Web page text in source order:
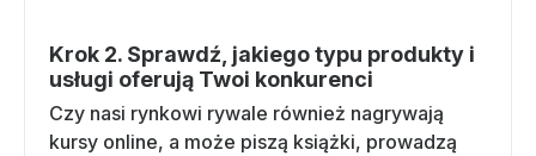
Krok 2. Sprawdź, jakiego typu produkty i
usługi oferują Twoi konkurenci
Czy nasi rynkowi rywale również nagrywają
kursy online, a może piszą książki, prowadzą